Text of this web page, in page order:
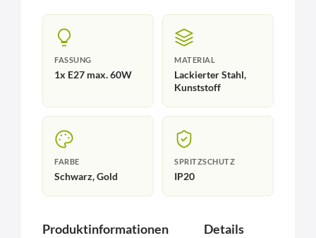
FASSUNG
1x E27 max. 60W
MATERIAL
Lackierter Stahl,
Kunststoff
FARBE
Schwarz, Gold
SPRITZSCHUTZ
IP20
Produktinformationen Details